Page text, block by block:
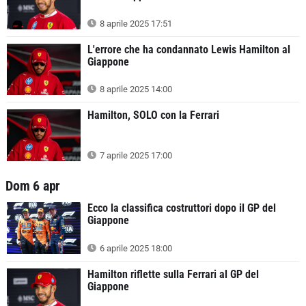
8 aprile 2025 17:51
L'errore che ha condannato Lewis Hamilton al
Giappone
8 aprile 2025 14:00
Hamilton, SOLO con la Ferrari
7 aprile 2025 17:00
Dom 6 apr
Ecco la classifica costruttori dopo il GP del
Giappone
6 aprile 2025 18:00
Hamilton riflette sulla Ferrari al GP del
Giappone